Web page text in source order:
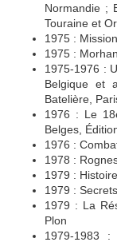
Normandie ;
Touraine et
1975 :
1975 :
1975-1976 :
Belgique et
Batelière,
1976 : Le
Belges,
1976 :
1978 :
1979 :
1979 :
1979 : La
Plon
1979-1983 :